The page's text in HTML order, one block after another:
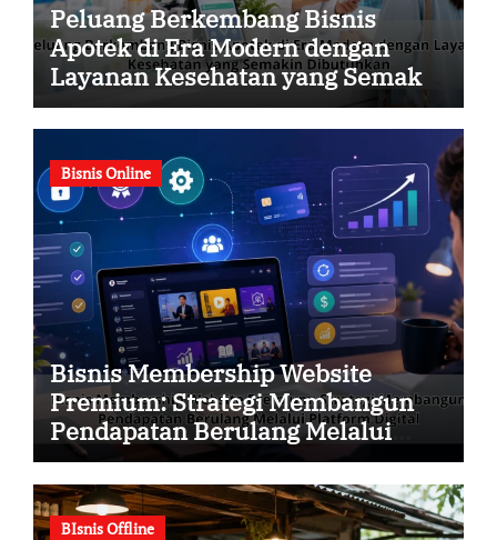
Peluang Berkembang Bisnis
Apotek di Era Modern dengan
Layanan Kesehatan yang Semakin
Dibutuhkan
Bisnis Online
Bisnis Membership Website
Premium: Strategi Membangun
Pendapatan Berulang Melalui
Platform Digital
BIsnis Offline